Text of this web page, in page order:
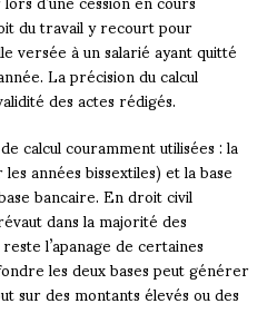
du travail y recourt pour
versée à un salarié ayant quitté
La précision du calcul
des actes rédigés.
calcul couramment utilisées : la
années bissextiles) et la base
bancaire. En droit civil
dans la majorité des
l’apanage de certaines
les deux bases peut générer
sur des montants élevés ou des